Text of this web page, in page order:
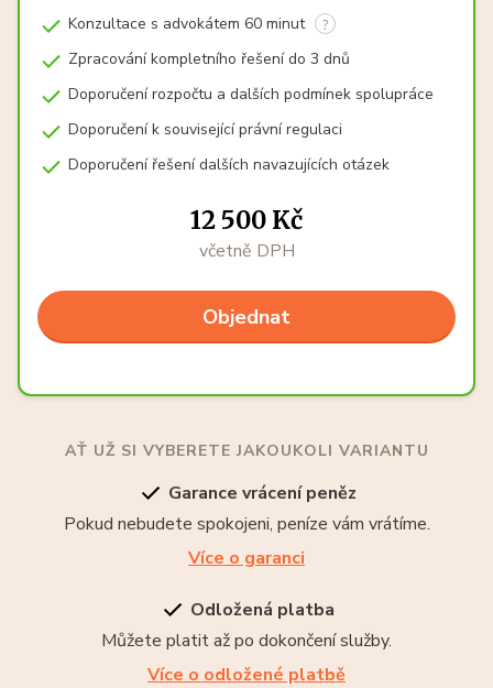
Konzultace s advokátem 60 minut
Zpracování kompletního řešení do 3 dnů
Doporučení rozpočtu a dalších podmínek spolupráce
Doporučení k související právní regulaci
Doporučení řešení dalších navazujících otázek
12 500 Kč
včetně DPH
Objednat
AŤ UŽ SI VYBERETE JAKOUKOLI VARIANTU
Garance vrácení peněz
Pokud nebudete spokojeni, peníze vám vrátíme.
Více o garanci
Odložená platba
Můžete platit až po dokončení služby.
Více o odložené platbě